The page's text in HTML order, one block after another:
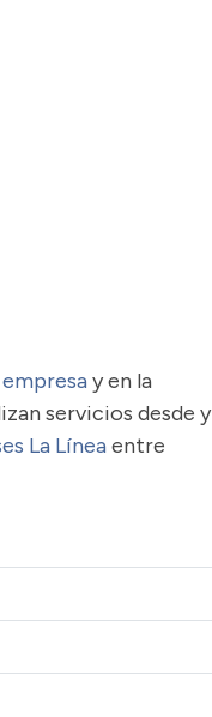
y en la
servicios desde y
La Líneaentre